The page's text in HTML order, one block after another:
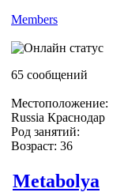
Members
65 сообщений
Местоположение:
Russia Краснодар
Род занятий:
Возраст: 36
Metabolya